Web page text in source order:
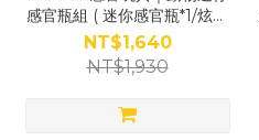
感官瓶組 ( 迷你感官瓶*1/炫光
小冰塊*10/感官繽紛組*1 )
NT$1,640
NT$1,930